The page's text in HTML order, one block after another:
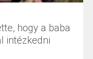
hogy a baba
intézkedni